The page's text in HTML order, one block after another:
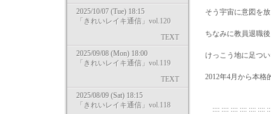
2025/10/07 (Tue) 18:15
「きれいレイキ通信」vol.120
TEXT
2025/09/08 (Mon) 18:00
「きれいレイキ通信」vol.119
TEXT
2025/08/09 (Sat) 18:15
「きれいレイキ通信」vol.118
そう宇宙に意図を
ちなみに教員退職
けっこう地に足つ
2012年4月から本格
:::: :::: :::: :::: :::: ::::